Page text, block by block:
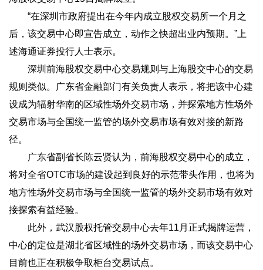
“在深圳市政府提出在今年内成立股权交易所一个月之
后，该交易中心即宣告成立，动作之快超出业内预期。”上
述海通证券投行人士表示。
深圳前海股权交易中心交易规则与上海股交中心的交易
规则类似。广东省金融部门有关负责人表示，将把该中心建
设成为辐射华南的区域性场外交易市场，并探索地方性场外
交易市场与全国统一监管的场外交易市场有效对接的新路
径。
广东省副省长陈云贤认为，前海股权交易中心的成立，
将对全省OTC市场的建设起到良好的示范带头作用，也将为
地方性场外交易市场与全国统一监管的场外交易市场有效对
接探索有益经验。
此外，武汉股权托管交易中心去年11月正式揭牌运营，
中心的定位是湖北省区域性的场外交易市场，而该交易中心
目前也正在积极争取柜台交易试点。